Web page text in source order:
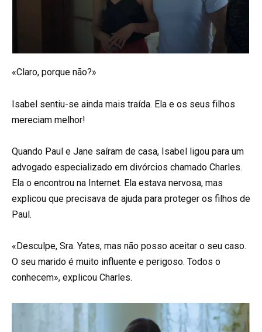
«Claro, porque não?»
Isabel sentiu-se ainda mais traída. Ela e os seus filhos
mereciam melhor!
Quando Paul e Jane saíram de casa, Isabel ligou para um
advogado especializado em divórcios chamado Charles.
Ela o encontrou na Internet. Ela estava nervosa, mas
explicou que precisava de ajuda para proteger os filhos de
Paul.
«Desculpe, Sra. Yates, mas não posso aceitar o seu caso.
O seu marido é muito influente e perigoso. Todos o
conhecem», explicou Charles.